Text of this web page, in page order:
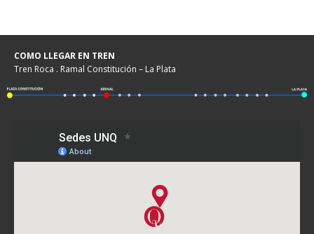
COMO LLEGAR EN TREN
Tren Roca . Ramal Constitución – La Plata